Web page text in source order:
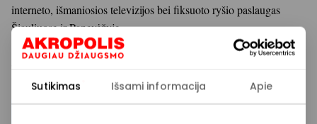
Sutikimas Išsami informacija Apie
interneto, išmaniosios televizijos bei fiksuoto ryšio paslaugas
Šiauliuose ir Panevėžyje.
Jei Jums reikia greito šviesolaidinio interneto ar bet kokios rūšies
televizijos paslaugų, tai užsukote būtent ten, kur reikia.